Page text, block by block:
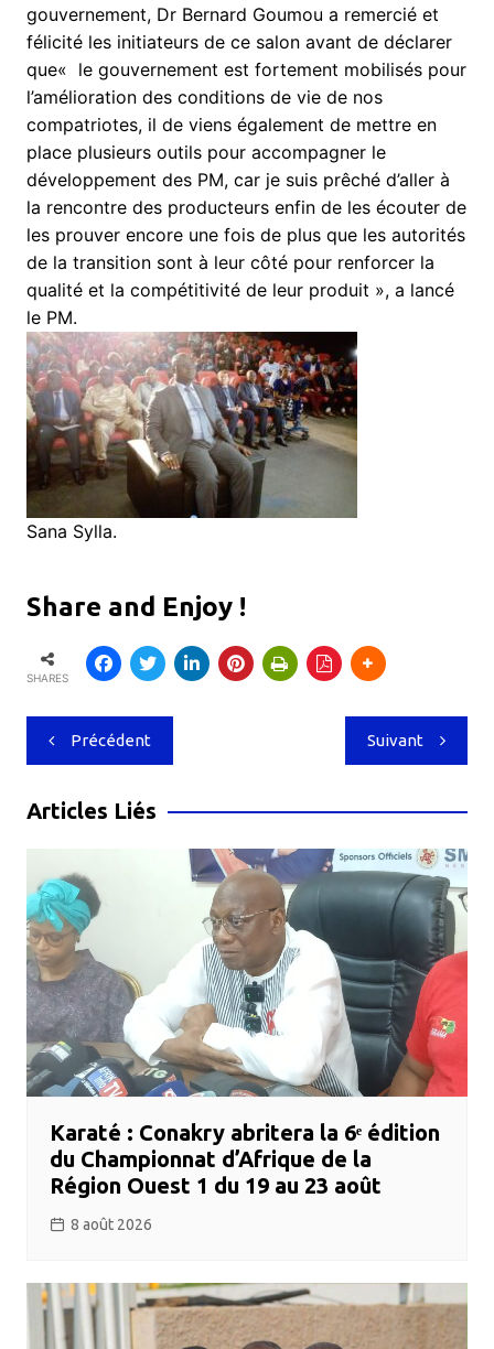
gouvernement, Dr Bernard Goumou a remercié et
félicité les initiateurs de ce salon avant de déclarer
que« le gouvernement est fortement mobilisés pour
l’amélioration des conditions de vie de nos
compatriotes, il de viens également de mettre en
place plusieurs outils pour accompagner le
développement des PM, car je suis prêché d’aller à
la rencontre des producteurs enfin de les écouter de
les prouver encore une fois de plus que les autorités
de la transition sont à leur côté pour renforcer la
qualité et la compétitivité de leur produit », a lancé
le PM.
Sana Sylla.
Share and Enjoy !
SHARES
Navigation
de
l’article
Précédent Suivant
Articles Liés
Karaté : Conakry abritera la 6ᵉ édition
du Championnat d’Afrique de la
Région Ouest 1 du 19 au 23 août
8 août 2026